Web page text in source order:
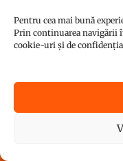
Pentru cea mai bună
Prin continuarea navigării
cookie-uri și de
©